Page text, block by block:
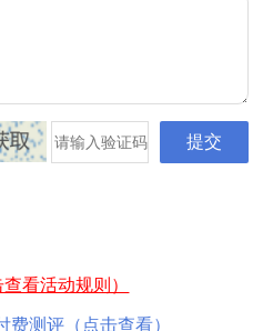
看活动规则）
测评（点击查看）